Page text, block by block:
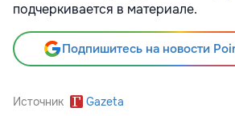
подчеркивается в материале.
Подпишитесь на новости
Источник Gazeta